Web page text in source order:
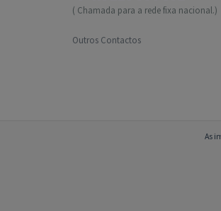
( Chamada para a rede fixa nacional.)
Outros Contactos
As